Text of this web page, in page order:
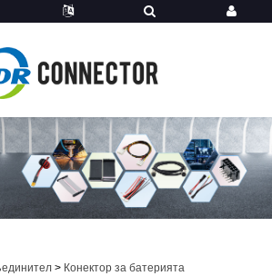
> Конектор за батерията